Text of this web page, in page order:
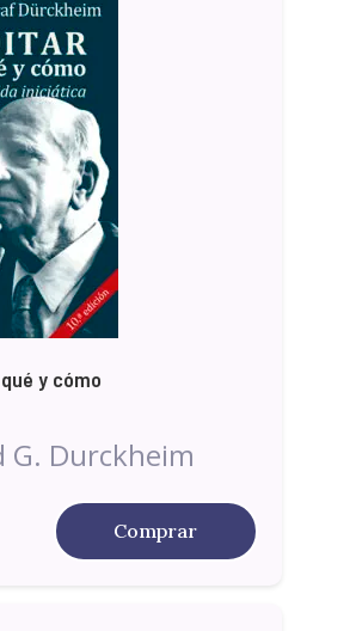
y cómo
G. Durckheim
Comprar